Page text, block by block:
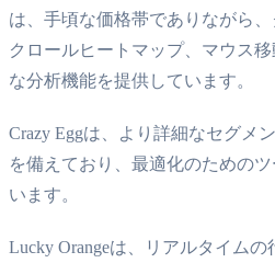
は、手頃な価格帯でありながら
クロールヒートマップ、マウス
な分析機能を提供しています。
Crazy Eggは、より詳細なセグメ
を備えており、最適化のための
います。
Lucky Orangeは、リアルタイム